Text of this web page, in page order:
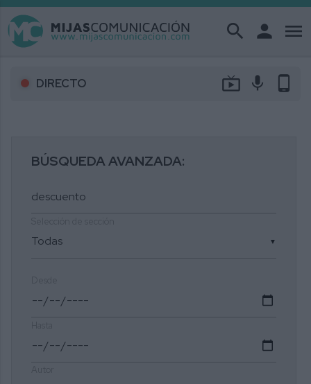
search person menu
DIRECTO live_tv mic phone_android
BÚSQUEDA AVANZADA:
▼